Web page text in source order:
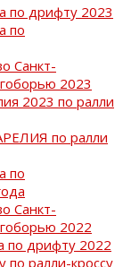
по дрифту 2023
по
Санкт-
2023
2023 по ралли
по ралли
по
Санкт-
2022
по дрифту 2022
по ралли-кроссу